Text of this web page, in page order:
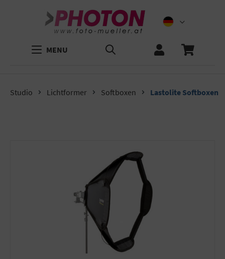
MENU
Studio Lichtformer Softboxen Lastolite Softboxen